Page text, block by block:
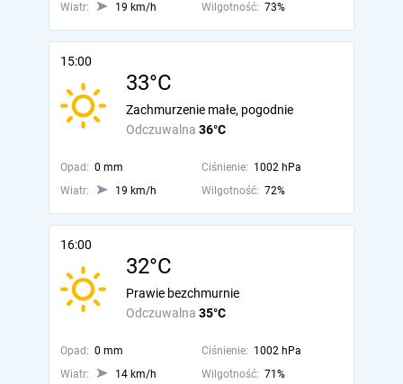
Wiatr:
19 km/h Wilgotność: 73%
15:00
33°C
Odczuwalna 36°C
Zachmurzenie małe, pogodnie
Opad: 0 mm Ciśnienie: 1002 hPa
Wiatr:
19 km/h Wilgotność: 72%
16:00
32°C
Odczuwalna 35°C
Prawie bezchmurnie
Opad: 0 mm Ciśnienie: 1002 hPa
Wiatr:
14 km/h Wilgotność: 71%